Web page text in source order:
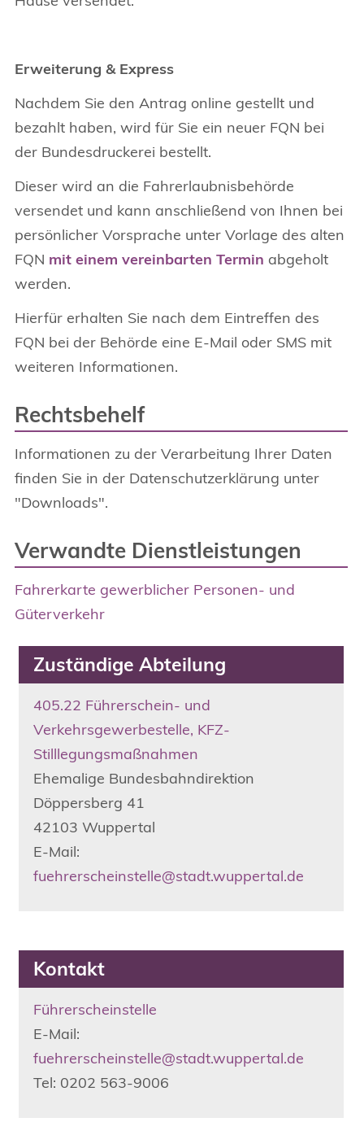
Erweiterung & Express
Nachdem Sie den Antrag online gestellt und
bezahlt haben, wird für Sie ein neuer FQN bei
der Bundesdruckerei bestellt.
Dieser wird an die Fahrerlaubnisbehörde
versendet und kann anschließend von Ihnen bei
persönlicher Vorsprache unter Vorlage des alten
FQN mit einem vereinbarten Termin abgeholt
werden.
Hierfür erhalten Sie nach dem Eintreffen des
FQN bei der Behörde eine E-Mail oder SMS mit
weiteren Informationen.
Rechtsbehelf
Informationen zu der Verarbeitung Ihrer Daten
finden Sie in der Datenschutzerklärung unter
"Downloads".
Verwandte Dienstleistungen
Fahrerkarte gewerblicher Personen- und
Güterverkehr
Zuständige Abteilung
405.22 Führerschein- und
Verkehrsgewerbestelle, KFZ-
Stilllegungsmaßnahmen
Ehemalige Bundesbahndirektion
Döppersberg 41
42103 Wuppertal
E-Mail:
fuehrerscheinstelle@stadt.wuppertal.de
Kontakt
Führerscheinstelle
E-Mail:
fuehrerscheinstelle@stadt.wuppertal.de
Tel: 0202 563-9006